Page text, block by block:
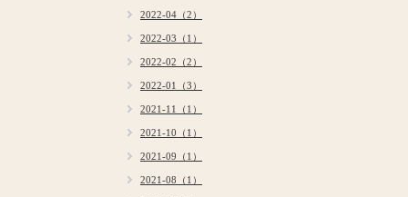
2022-04（2）
2022-03（1）
2022-02（2）
2022-01（3）
2021-11（1）
2021-10（1）
2021-09（1）
2021-08（1）